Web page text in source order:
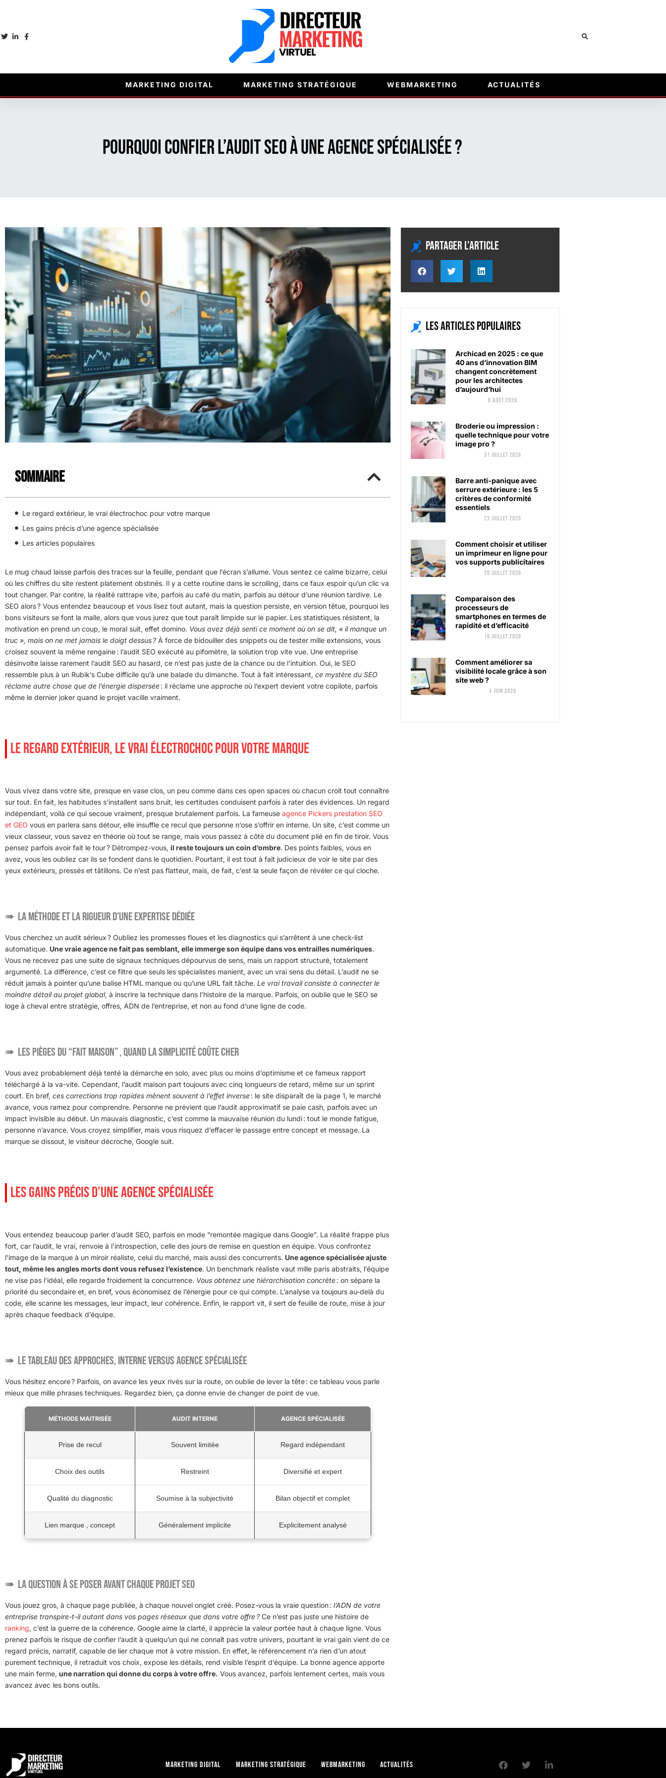
MARKETING DIGITAL MARKETING STRATÉGIQUE WEBMARKETING ACTUALITÉS
Pourquoi confier l’audit SEO à une agence spécialisée ?
Sommaire
Le regard extérieur, le vrai électrochoc pour votre marque
Les gains précis d’une agence spécialisée
Les articles populaires
Le mug chaud laisse parfois des traces sur la feuille, pendant que l’écran s’allume. Vous sentez ce calme bizarre, celui
où les chiffres du site restent platement obstinés. Il y a cette routine dans le scrolling, dans ce faux espoir qu’un clic va
tout changer. Par contre, la réalité rattrape vite, parfois au café du matin, parfois au détour d’une réunion tardive. Le
SEO alors ? Vous entendez beaucoup et vous lisez tout autant, mais la question persiste, en version têtue, pourquoi les
bons visiteurs se font la malle, alors que vous jurez que tout paraît limpide sur le papier. Les statistiques résistent, la
motivation en prend un coup, le moral suit, effet domino. Vous avez déjà senti ce moment où on se dit, « il manque un
truc », mais on ne met jamais le doigt dessus ? À force de bidouiller des snippets ou de tester mille extensions, vous
croisez souvent la même rengaine : l’audit SEO exécuté au pifomètre, la solution trop vite vue. Une entreprise
désinvolte laisse rarement l’audit SEO au hasard, ce n’est pas juste de la chance ou de l’intuition. Oui, le SEO
ressemble plus à un Rubik’s Cube difficile qu’à une balade du dimanche. Tout à fait intéressant, ce mystère du SEO
réclame autre chose que de l’énergie dispersée: il réclame une approche où l’expert devient votre copilote, parfois
même le dernier joker quand le projet vacille vraiment.
LE REGARD EXTÉRIEUR, LE VRAI ÉLECTROCHOC POUR VOTRE MARQUE
Vous vivez dans votre site, presque en vase clos, un peu comme dans ces open spaces où chacun croit tout connaître
sur tout. En fait, les habitudes s’installent sans bruit, les certitudes conduisent parfois à rater des évidences. Un regard
indépendant, voilà ce qui secoue vraiment, presque brutalement parfois. La fameuse agence Pickers prestation SEO
et GEO vous en parlera sans détour, elle insuffle ce recul que personne n’ose s’offrir en interne. Un site, c’est comme un
vieux classeur, vous savez en théorie où tout se range, mais vous passez à côté du document plié en fin de tiroir. Vous
pensez parfois avoir fait le tour ? Détrompez-vous, il reste toujours un coin d’ombre. Des points faibles, vous en
avez, vous les oubliez car ils se fondent dans le quotidien. Pourtant, il est tout à fait judicieux de voir le site par des
yeux extérieurs, pressés et tâtillons. Ce n’est pas flatteur, mais, de fait, c’est la seule façon de révéler ce qui cloche.
La méthode et la rigueur d’une expertise dédiée
Vous cherchez un audit sérieux ? Oubliez les promesses floues et les diagnostics qui s’arrêtent à une check-list
automatique. Une vraie agence ne fait pas semblant, elle immerge son équipe dans vos entrailles numériques.
Vous ne recevez pas une suite de signaux techniques dépourvus de sens, mais un rapport structuré, totalement
argumenté. La différence, c’est ce filtre que seuls les spécialistes manient, avec un vrai sens du détail. L’audit ne se
réduit jamais à pointer qu’une balise HTML manque ou qu’une URL fait tâche. Le vrai travail consiste à connecter le
moindre détail au projet global, à inscrire la technique dans l’histoire de la marque. Parfois, on oublie que le SEO se
loge à cheval entre stratégie, offres, ADN de l’entreprise, et non au fond d’une ligne de code.
Les pièges du “fait maison” , quand la simplicité coûte cher
Vous avez probablement déjà tenté la démarche en solo, avec plus ou moins d’optimisme et ce fameux rapport
téléchargé à la va-vite. Cependant, l’audit maison part toujours avec cinq longueurs de retard, même sur un sprint
court. En bref, ces corrections trop rapides mènent souvent à l’effet inverse: le site disparaît de la page 1, le marché
avance, vous ramez pour comprendre. Personne ne prévient que l’audit approximatif se paie cash, parfois avec un
impact invisible au début. Un mauvais diagnostic, c’est comme la mauvaise réunion du lundi : tout le monde fatigue,
personne n’avance. Vous croyez simplifier, mais vous risquez d’effacer le passage entre concept et message. La
marque se dissout, le visiteur décroche, Google suit.
LES GAINS PRÉCIS D’UNE AGENCE SPÉCIALISÉE
Vous entendez beaucoup parler d’audit SEO, parfois en mode “remontée magique dans Google”. La réalité frappe plus
fort, car l’audit, le vrai, renvoie à l’introspection, celle des jours de remise en question en équipe. Vous confrontez
l’image de la marque à un miroir réaliste, celui du marché, mais aussi des concurrents. Une agence spécialisée ajuste
tout, même les angles morts dont vous refusez l’existence. Un benchmark réaliste vaut mille paris abstraits, l’équipe
ne vise pas l’idéal, elle regarde froidement la concurrence. Vous obtenez une hiérarchisation concrète: on sépare la
priorité du secondaire et, en bref, vous économisez de l’énergie pour ce qui compte. L’analyse va toujours au-delà du
code, elle scanne les messages, leur impact, leur cohérence. Enfin, le rapport vit, il sert de feuille de route, mise à jour
après chaque feedback d’équipe.
Le tableau des approches, interne versus agence spécialisée
Vous hésitez encore ? Parfois, on avance les yeux rivés sur la route, on oublie de lever la tête : ce tableau vous parle
mieux que mille phrases techniques. Regardez bien, ça donne envie de changer de point de vue.
MÉTHODE MAITRISÉE AUDIT INTERNE AGENCE SPÉCIALISÉE
Prise de recul Souvent limitée Regard indépendant
Choix des outils Restreint Diversifié et expert
Qualité du diagnostic Soumise à la subjectivité Bilan objectif et complet
Lien marque , concept Généralement implicite Explicitement analysé
La question à se poser avant chaque projet SEO
Vous jouez gros, à chaque page publiée, à chaque nouvel onglet créé. Posez-vous la vraie question : l’ADN de votre
entreprise transpire-t-il autant dans vos pages réseaux que dans votre offre ? Ce n’est pas juste une histoire de
ranking, c’est la guerre de la cohérence. Google aime la clarté, il apprécie la valeur portée haut à chaque ligne. Vous
prenez parfois le risque de confier l’audit à quelqu’un qui ne connaît pas votre univers, pourtant le vrai gain vient de ce
regard précis, narratif, capable de lier chaque mot à votre mission. En effet, le référencement n’a rien d’un atout
purement technique, il retraduit vos choix, expose les détails, rend visible l’esprit d’équipe. La bonne agence apporte
une main ferme, une narration qui donne du corps à votre offre. Vous avancez, parfois lentement certes, mais vous
avancez avec les bons outils.
Partager l'article
Les articles populaires
Archicad en 2025 : ce que
40 ans d’innovation BIM
changent concrètement
pour les architectes
d’aujourd’hui
6 août 2026
Broderie ou impression :
quelle technique pour votre
image pro ?
31 juillet 2026
Barre anti-panique avec
serrure extérieure : les 5
critères de conformité
essentiels
23 juillet 2026
Comment choisir et utiliser
un imprimeur en ligne pour
vos supports publicitaires
20 juillet 2026
Comparaison des
processeurs de
smartphones en termes de
rapidité et d’efficacité
10 juillet 2026
Comment améliorer sa
visibilité locale grâce à son
site web ?
4 juin 2026
Marketing digital Marketing stratégique Webmarketing Actualités